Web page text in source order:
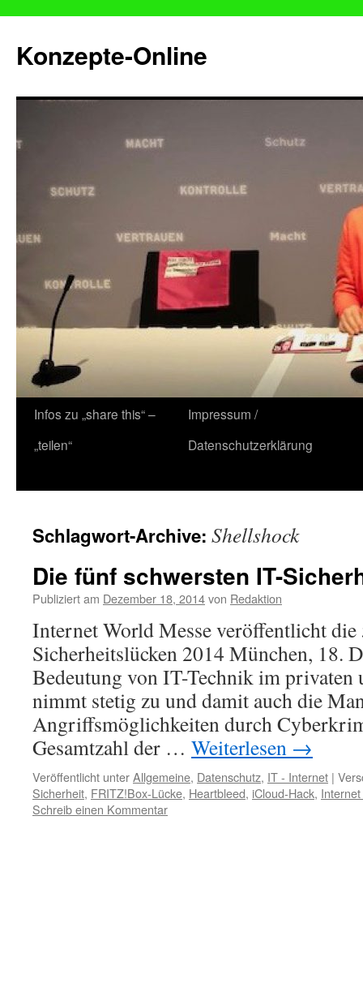
Konzepte-Online
Zum
Inhalt
Infos zu „share this“ –
„teilen“
Impressum /
Datenschutzerklärung
Schlagwort-Archive: Shellshock
Die fünf schwersten IT-
Publiziert am Dezember 18, 2014von Redaktion
Internet World Messe veröffentlicht die
Sicherheitslücken 2014 München, 18.
Bedeutung von IT-Technik im privaten
nimmt stetig zu und damit auch die
Angriffsmöglichkeiten durch
Gesamtzahl der … Weiterlesen →
Veröffentlicht unterAllgemeine, Datenschutz, IT - Internet |
Sicherheit, FRITZ!Box-Lücke, Heartbleed, iCloud-Hack,
Schreib einen Kommentar